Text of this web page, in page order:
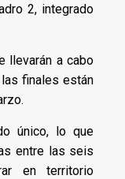
2, integrado
llevarán a cabo
finales están
único, lo que
entre las seis
en territorio